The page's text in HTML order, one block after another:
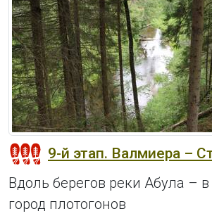
9-й этап. Валмиера –
Вдоль берегов реки Абула – в
город плотогонов